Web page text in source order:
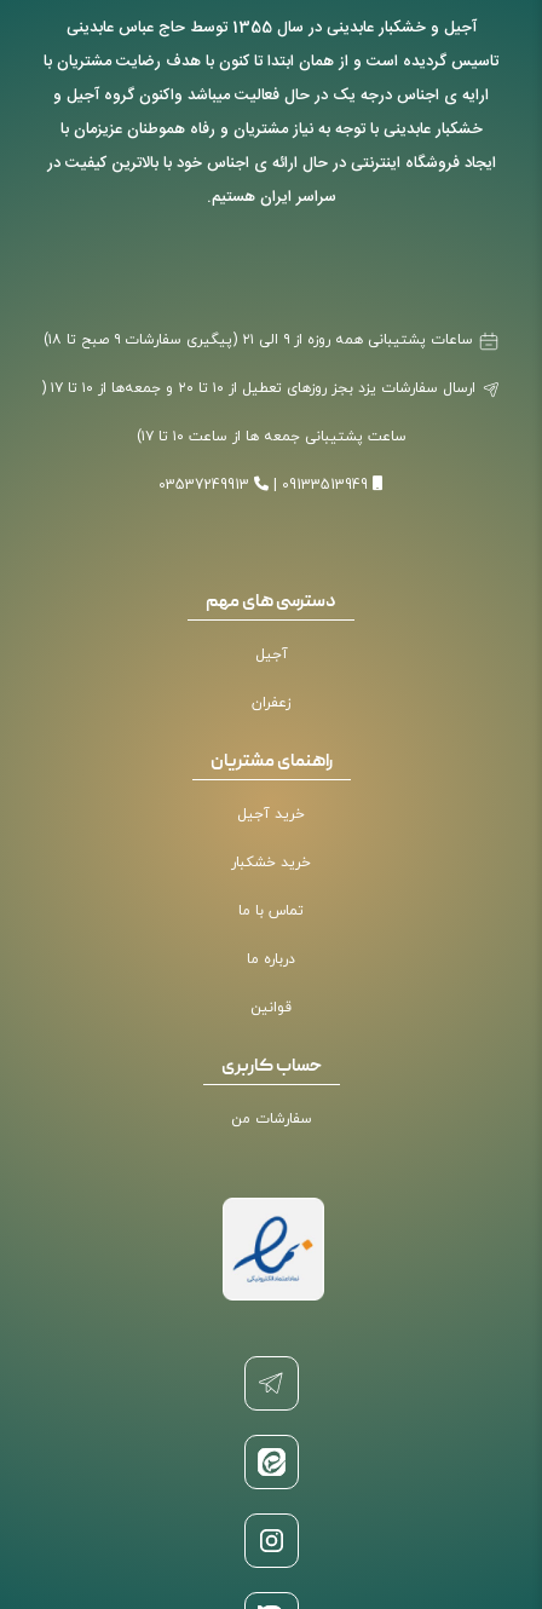
آجیل و خشکبار عابدینی در سال 1355 توسط حاج عباس عابدینی
تاسیس گردیده است و از همان ابتدا تا کنون با هدف رضایت مشتریان با
ارایه ی اجناس درجه یک در حال فعالیت میباشد واکنون گروه آجیل و
خشکبار عابدینی با توجه به نیاز مشتریان و رفاه هموطنان عزیزمان با
ایجاد فروشگاه اینترنتی در حال ارائه ی اجناس خود با بالاترین کیفیت در
سراسر ایران هستیم.
ارسال سفارشات یزد بجز روزهای تعطیل از ۱۰ تا ۲۰ و جمعه‌ها از ۱۰ تا ۱۷ (
ساعت پشتیبانی جمعه ها از ساعت ۱۰ تا ۱۷)
09133513949
03537249913
دسترسی های مهم
آجیل
زعفران
راهنمای مشتریان
خرید آجیل
خرید خشکبار
تماس با ما
درباره ما
قوانین
حساب کاربری
سفارشات من